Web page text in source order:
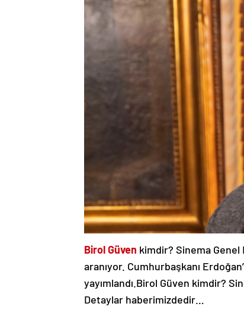
Birol Güven kimdir? Sinema Genel
aranıyor. Cumhurbaşkanı
yayımlandı.Birol Güven kimdir?
Detaylar haberimizdedir…